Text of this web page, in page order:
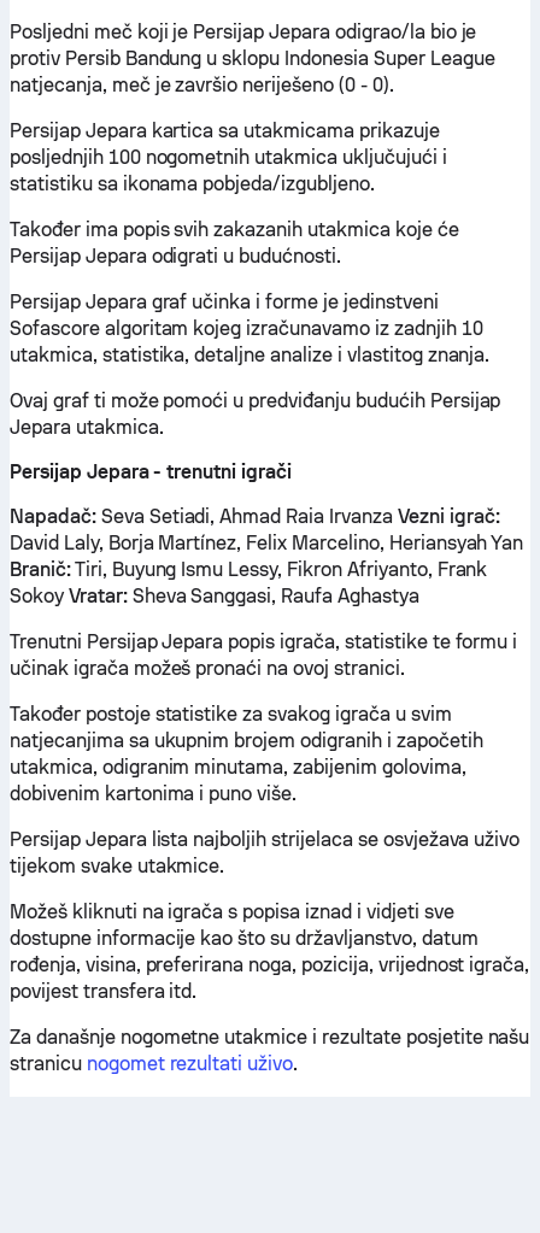
Posljedni meč koji je Persijap Jepara odigrao/la bio je
protiv Persib Bandung u sklopu Indonesia Super League
natjecanja, meč je završio neriješeno (0 - 0).
Persijap Jepara kartica sa utakmicama prikazuje
posljednjih 100 nogometnih utakmica uključujući i
statistiku sa ikonama pobjeda/izgubljeno.
Također ima popis svih zakazanih utakmica koje će
Persijap Jepara odigrati u budućnosti.
Persijap Jepara graf učinka i forme je jedinstveni
Sofascore algoritam kojeg izračunavamo iz zadnjih 10
utakmica, statistika, detaljne analize i vlastitog znanja.
Ovaj graf ti može pomoći u predviđanju budućih Persijap
Jepara utakmica.
Persijap Jepara - trenutni igrači
Napadač:Seva Setiadi, Ahmad Raia Irvanza Vezni igrač:
David Laly, Borja Martínez, Felix Marcelino, Heriansyah Yan
Branič:Tiri, Buyung Ismu Lessy, Fikron Afriyanto, Frank
Sokoy Vratar:Sheva Sanggasi, Raufa Aghastya
Trenutni Persijap Jepara popis igrača, statistike te formu i
učinak igrača možeš pronaći na ovoj stranici.
Također postoje statistike za svakog igrača u svim
natjecanjima sa ukupnim brojem odigranih i započetih
utakmica, odigranim minutama, zabijenim golovima,
dobivenim kartonima i puno više.
Persijap Jepara lista najboljih strijelaca se osvježava uživo
tijekom svake utakmice.
Možeš kliknuti na igrača s popisa iznad i vidjeti sve
dostupne informacije kao što su državljanstvo, datum
rođenja, visina, preferirana noga, pozicija, vrijednost igrača,
povijest transfera itd.
Za današnje nogometne utakmice i rezultate posjetite našu
stranicu nogomet rezultati uživo.